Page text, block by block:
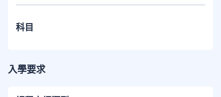
科目
入學要求